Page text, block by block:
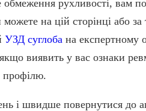
обмеження рухливості, вам
на цій сторінці або
УЗД суглоба на експертному
виявить у вас ознаки
профілю.
і швидше повернутися до